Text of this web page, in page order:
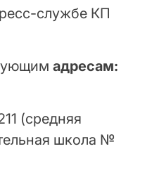
службе КП
адресам:
(средняя
школа №